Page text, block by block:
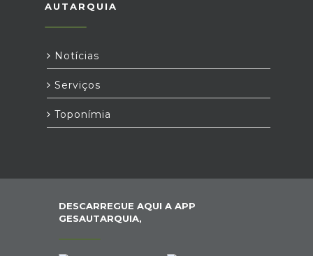
AUTARQUIA
Notícias
Serviços
Toponímia
DESCARREGUE AQUI A APP
GESAUTARQUIA,